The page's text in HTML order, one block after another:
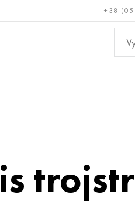
+38
měď,